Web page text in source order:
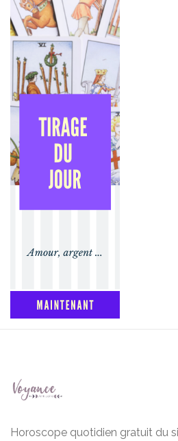
Horoscope quotidien gratuit du